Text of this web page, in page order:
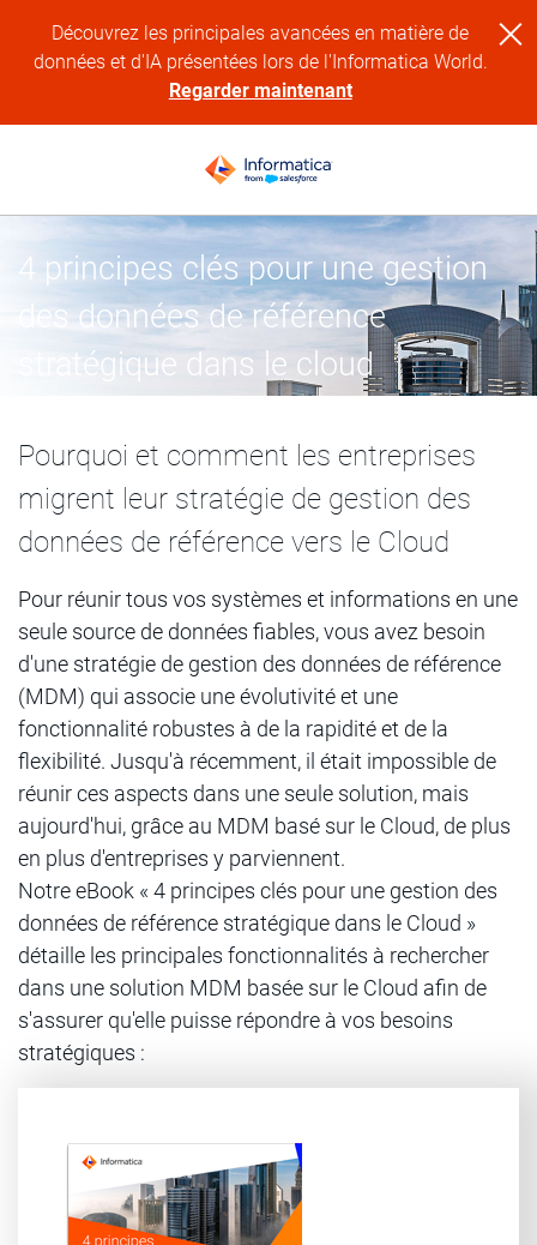
Découvrez les principales avancées en matière de
données et d'IA présentées lors de l'Informatica World.
Regarder maintenant
4 principes clés pour une gestion
des données de référence
stratégique dans le cloud
Pourquoi et comment les entreprises
migrent leur stratégie de gestion des
données de référence vers le Cloud
Pour réunir tous vos systèmes et informations en une
seule source de données fiables, vous avez besoin
d'une stratégie de gestion des données de référence
(MDM) qui associe une évolutivité et une
fonctionnalité robustes à de la rapidité et de la
flexibilité. Jusqu'à récemment, il était impossible de
réunir ces aspects dans une seule solution, mais
aujourd'hui, grâce au MDM basé sur le Cloud, de plus
en plus d'entreprises y parviennent.
Notre eBook « 4 principes clés pour une gestion des
données de référence stratégique dans le Cloud »
détaille les principales fonctionnalités à rechercher
dans une solution MDM basée sur le Cloud afin de
s'assurer qu'elle puisse répondre à vos besoins
stratégiques :